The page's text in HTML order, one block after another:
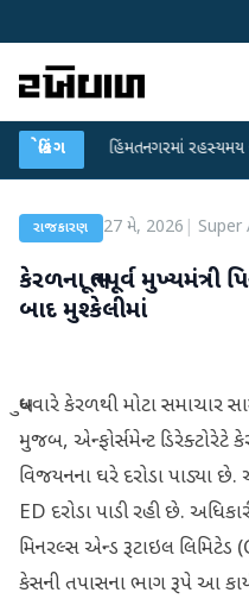
બ્રેકિંગહિંમતનગરમાં રહસ્યમય વાયરસ કે
રાજકારણ 27 મે, 2026 Super
કેરળના ભૂતપૂર્વ મુખ્યમંત્રી
બાદ મુશ્કેલીમાં
બુધવારે કેરળથી મોટા સમાચાર
મુજબ, એન્ફોર્સમેન્ટ ડિરેક્ટોરેટે
વિજયનના ઘરે દરોડા પાડ્યા
ED દરોડા પાડી રહી છે.
મિનરલ્સ એન્ડ રૂટાઇલ લિમિટેડ
કેસની તપાસના ભાગ રૂપે આ